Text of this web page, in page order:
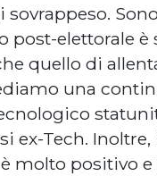
post-elettorale è
quello di
una
ex-Tech.
molto positivo